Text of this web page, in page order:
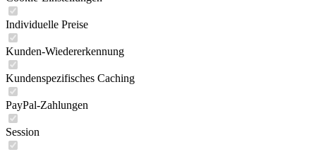
Individuelle Preise
Kunden-Wiedererkennung
Kundenspezifisches Caching
PayPal-Zahlungen
Session